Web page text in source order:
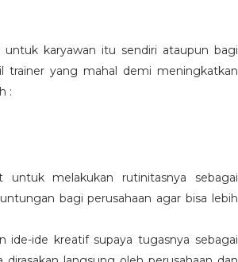
karyawan itu sendiri ataupun bagi
trainer yang mahal demi meningkatkan
:
melakukan rutinitasnya sebagai
bagi perusahaan agar bisa lebih
ide-ide kreatif supaya tugasnya sebagai